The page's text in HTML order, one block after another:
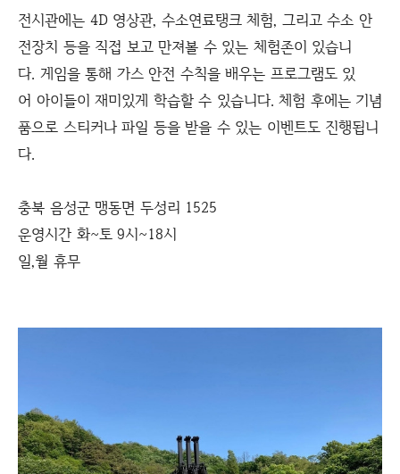
전시관에는 4D 영상관, 수소연료탱크 체험, 그리고 수소 안
전장치 등을 직접 보고 만져볼 수 있는 체험존이 있습니
다. 게임을 통해 가스 안전 수칙을 배우는 프로그램도 있
어 아이들이 재미있게 학습할 수 있습니다. 체험 후에는 기념
품으로 스티커나 파일 등을 받을 수 있는 이벤트도 진행됩니
다.​
충북 음성군 맹동면 두성리 1525
운영시간 화~토 9시~18시
일,월 휴무